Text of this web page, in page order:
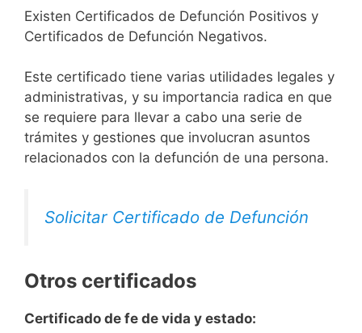
Existen Certificados de Defunción Positivos y
Certificados de Defunción Negativos.
Este certificado tiene varias utilidades legales y
administrativas, y su importancia radica en que
se requiere para llevar a cabo una serie de
trámites y gestiones que involucran asuntos
relacionados con la defunción de una persona.
Solicitar Certificado de Defunción
Otros certificados
Certificado de fe de vida y estado: